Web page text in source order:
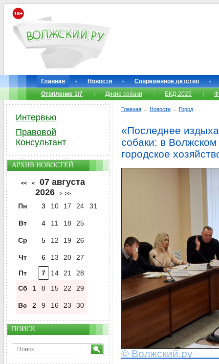
Главная Новости
Современное детство
Отопление 1/7
Дикие собаки БКД-2025
Главная → Новости → Город
«Последнее
собаки: в
городское
© Волжский.ру
Интервью
Правовой
Консультант
АРХИВ НОВОСТЕЙ
<< <
07 августа
2026
> >>
Пн 3 10 17 24 31
Вт 4 11 18 25
Ср 5 12 19 26
Чт 6 13 20
27
Пт
7 14 21
28
Сб
1 8 15 22 29
Вс 2 9 16 23 30
ПОИСК